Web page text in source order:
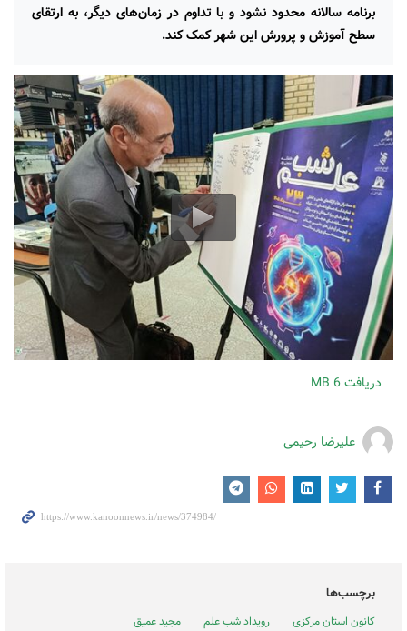
برنامه سالانه محدود نشود و با تداوم در زمان‌های دیگر، به ارتقای
سطح آموزش و پرورش این شهر کمک کند.
دریافت6 MB
علیرضا رحیمی
برچسب‌ها
کانون استان مرکزی رویداد شب علم
مجید عمیق